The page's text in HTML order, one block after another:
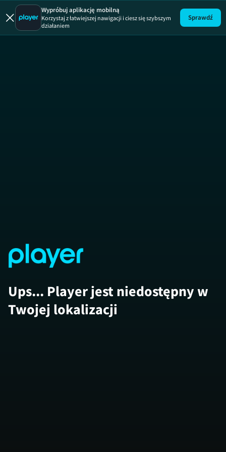
Wypróbuj aplikację mobilną
Korzystaj z łatwiejszej nawigacji i ciesz się szybszym
działaniem
Sprawdź
Ups... Player jest niedostępny w
Twojej lokalizacji